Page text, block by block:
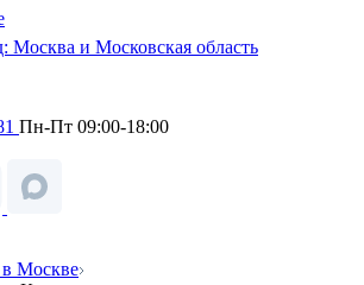
Москва и Московская область
Пн-Пт 09:00-18:00
Москве